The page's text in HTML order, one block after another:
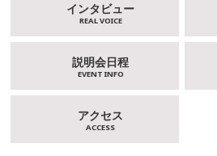
インタビュー
REAL VOICE
説明会日程
EVENT INFO
アクセス
ACCESS